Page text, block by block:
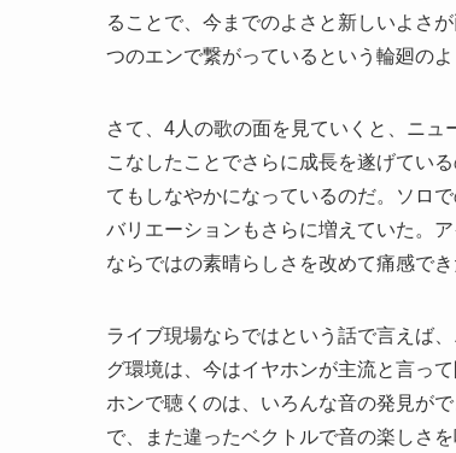
ることで、今までのよさと新しいよさ
つのエンで繋がっているという輪廻のよ
さて、4人の歌の面を見ていくと、ニ
こなしたことでさらに成長を遂げてい
てもしなやかになっているのだ。ソロ
バリエーションもさらに増えていた。
ならではの素晴らしさを改めて痛感でき
ライブ現場ならではという話で言えば
グ環境は、今はイヤホンが主流と言っ
ホンで聴くのは、いろんな音の発見が
で、また違ったベクトルで音の楽しさ